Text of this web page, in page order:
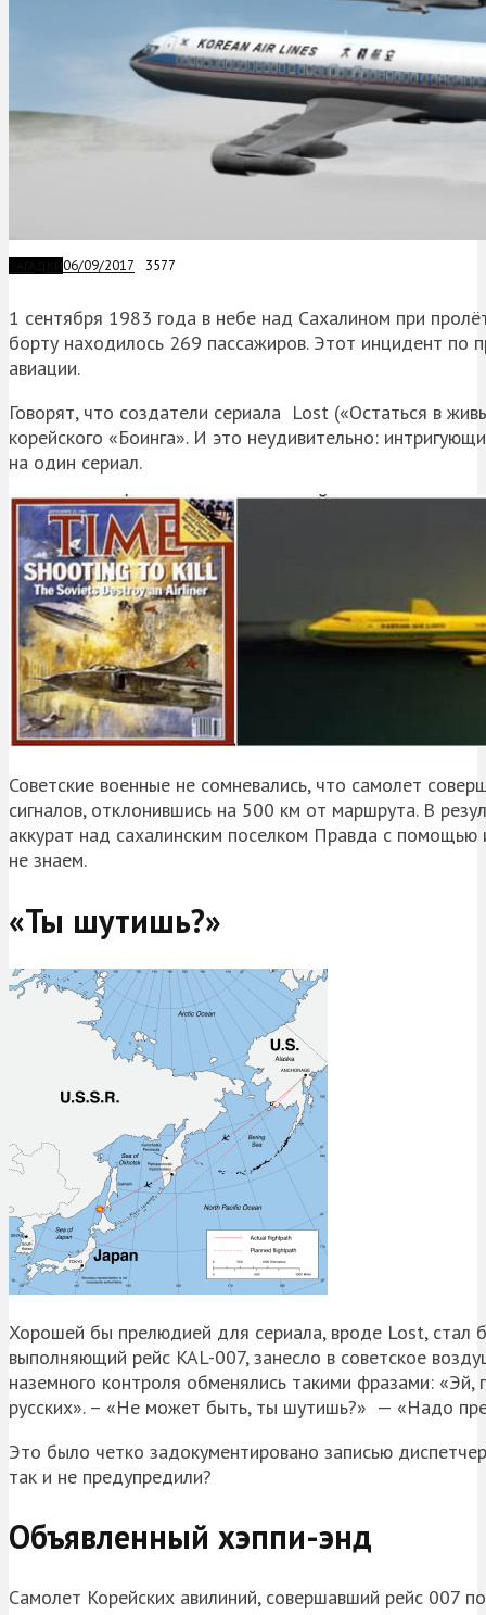
06/09/2017 3577
1 сентября 1983 года в небе над Сахалином при
борту находилось 269 пассажиров. Этот инцидент по
авиации.
Говорят, что создатели сериала Lost («Остаться в
корейского «Боинга». И это неудивительно:
на один сериал.
Советские военные не сомневались, что самолет
сигналов, отклонившись на 500 км от маршрута. В
аккурат над сахалинским поселком Правда с
не знаем.
«Ты шутишь?»
Хорошей бы прелюдией для сериала, вроде Lost, стал
выполняющий рейс KAL-007, занесло в советское
наземного контроля обменялись такими фразами:
русских». – «Не может быть, ты шутишь?» — «Надо
Это было четко задокументировано записью
так и не предупредили?
Объявленный хэппи-энд
Самолет Корейских авилиний, совершавший рейс